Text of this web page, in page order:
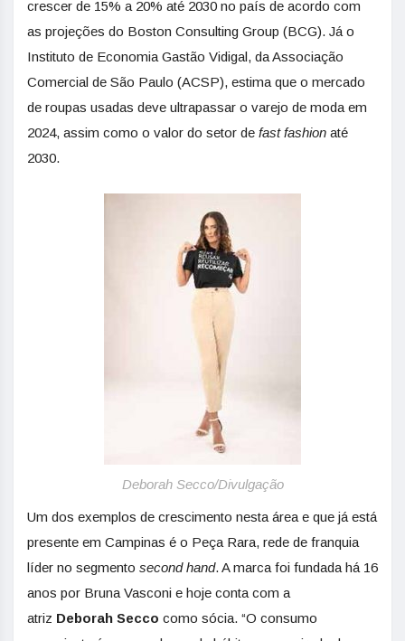
crescer de 15% a 20% até 2030 no país de acordo com
as projeções do Boston Consulting Group (BCG). Já o
Instituto de Economia Gastão Vidigal, da Associação
Comercial de São Paulo (ACSP), estima que o mercado
de roupas usadas deve ultrapassar o varejo de moda em
2024, assim como o valor do setor de fast fashion até
2030.
Deborah Secco/Divulgação
Um dos exemplos de crescimento nesta área e que já está
presente em Campinas é o Peça Rara, rede de franquia
líder no segmento second hand. A marca foi fundada há 16
anos por Bruna Vasconi e hoje conta com a
atriz Deborah Secco como sócia. “O consumo